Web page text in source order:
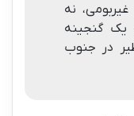
نه
یک گنجینه
در جنوب